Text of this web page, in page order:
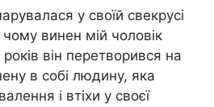
у своїй свекрусі
чому винен мій чоловік
він перетворився на
в собі людину, яка
і втіхи у своєї